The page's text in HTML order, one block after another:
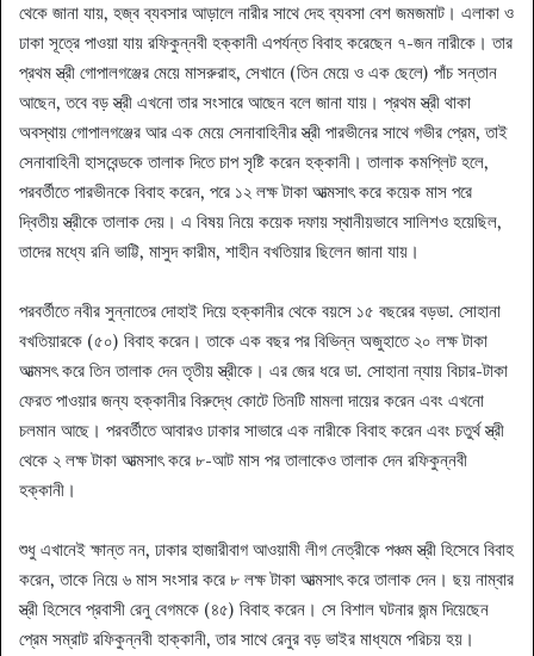
থেকে জানা যায়, হজ্ব ব্যবসার আড়ালে নারীর সাথে দেহ ব্যবসা বেশ জমজমাট। এলাকা ও
ঢাকা সূত্রে পাওয়া যায় রফিকুন্নবী হক্কানী এপর্যন্ত বিবাহ করেছেন ৭-জন নারীকে। তার
প্রথম স্ত্রী গোপালগঞ্জের মেয়ে মাসরুরাহ, সেখানে (তিন মেয়ে ও এক ছেলে) পাঁচ সন্তান
আছেন, তবে বড় স্ত্রী এখনো তার সংসারে আছেন বলে জানা যায়। প্রথম স্ত্রী থাকা
অবস্থায় গোপালগঞ্জের আর এক মেয়ে সেনাবাহিনীর স্ত্রী পারভীনের সাথে গভীর প্রেম, তাই
সেনাবাহিনী হাসবেন্ডকে তালাক দিতে চাপ সৃষ্টি করেন হক্কানী। তালাক কমপ্লিট হলে,
পরবর্তীতে পারভীনকে বিবাহ করেন, পরে ১২ লক্ষ টাকা আত্মসাৎ করে কয়েক মাস পরে
দ্বিতীয় স্ত্রীকে তালাক দেয়। এ বিষয় নিয়ে কয়েক দফায় স্থানীয়ভাবে সালিশও হয়েছিল,
তাদের মধ্যে রনি ভাট্টি, মাসুদ কারীম, শাহীন বখতিয়ার ছিলেন জানা যায়।
পরবর্তীতে নবীর সুন্নাতের দোহাই দিয়ে হক্কানীর থেকে বয়সে ১৫ বছরের বড়ডা. সোহানা
বখতিয়ারকে (৫০) বিবাহ করেন। তাকে এক বছর পর বিভিন্ন অজুহাতে ২০ লক্ষ টাকা
আত্মসৎ করে তিন তালাক দেন তৃতীয় স্ত্রীকে। এর জের ধরে ডা. সোহানা ন্যায় বিচার-টাকা
ফেরত পাওয়ার জন্য হক্কানীর বিরুদ্ধে কোটে তিনটি মামলা দায়ের করেন এবং এখনো
চলমান আছে। পরবর্তীতে আবারও ঢাকার সাভারে এক নারীকে বিবাহ করেন এবং চতুর্থ স্ত্রী
থেকে ২ লক্ষ টাকা আত্মসাৎ করে ৮-আট মাস পর তালাকেও তালাক দেন রফিকুন্নবী
হক্কানী।
শুধু এখানেই ক্ষান্ত নন, ঢাকার হাজারীবাগ আওয়ামী লীগ নেত্রীকে পঞ্চম স্ত্রী হিসেবে বিবাহ
করেন, তাকে নিয়ে ৬ মাস সংসার করে ৮ লক্ষ টাকা আত্মসাৎ করে তালাক দেন। ছয় নাম্বার
স্ত্রী হিসেবে প্রবাসী রেনু বেগমকে (৪৫) বিবাহ করেন। সে বিশাল ঘটনার জন্ম দিয়েছেন
প্রেম সম্রাট রফিকুন্নবী হাক্কানী, তার সাথে রেনুর বড় ভাইর মাধ্যমে পরিচয় হয়।